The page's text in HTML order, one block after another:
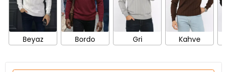
Beyaz Bordo Gri Kahve